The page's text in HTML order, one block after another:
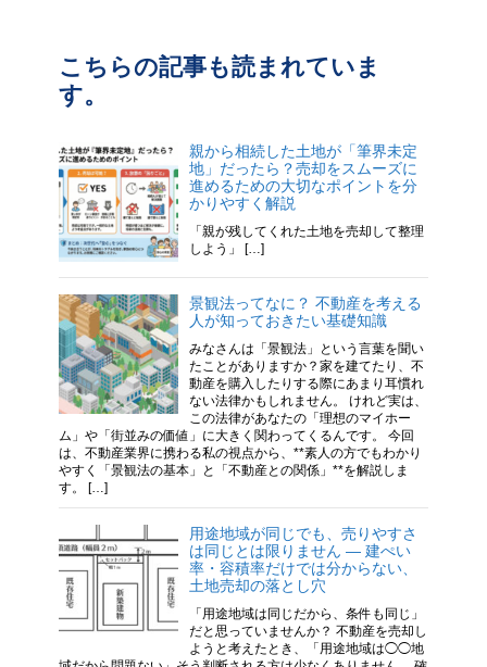
こちらの記事も読まれていま
す。
親から相続した土地が「筆界未定
地」だったら？売却をスムーズに
進めるための大切なポイントを分
かりやすく解説
「親が残してくれた土地を売却して整理
しよう」 […]
景観法ってなに？ 不動産を考える
人が知っておきたい基礎知識
みなさんは「景観法」という言葉を聞い
たことがありますか？家を建てたり、不
動産を購入したりする際にあまり耳慣れ
ない法律かもしれません。 けれど実は、
この法律があなたの「理想のマイホー
ム」や「街並みの価値」に大きく関わってくるんです。 今回
は、不動産業界に携わる私の視点から、**素人の方でもわかり
やすく「景観法の基本」と「不動産との関係」**を解説しま
す。 […]
用途地域が同じでも、売りやすさ
は同じとは限りません ― 建ぺい
率・容積率だけでは分からない、
土地売却の落とし穴
「用途地域は同じだから、条件も同じ」
だと思っていませんか？ 不動産を売却し
ようと考えたとき、「用途地域は◯◯地